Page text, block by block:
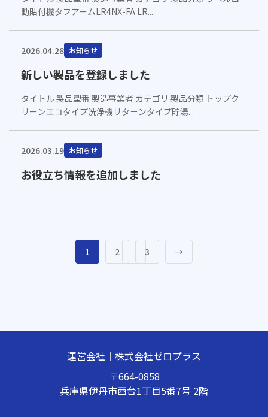
動貼付機タフアームLR4NX-FA LR...
2026.04.28 お知らせ
新しい製品を登録しました
タイトル 製品型番 製造事業者 カテゴリ 製品分類 トップク
リーンエコタイプ洗浄機リタ－ンタイプ貯湯...
2026.03.19 お知らせ
お役立ち情報を追加しました
1 2 3 →
運営会社｜株式会社ゼロプラス
〒664-0858
兵庫県伊丹市西台1丁目5番7号 2階